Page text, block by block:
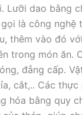
Lưỡi dao bằng
là công nghệ
thêm vào đó
trong món ăn.
đẳng cấp.
cắt,.. Các
hóa bằng quy